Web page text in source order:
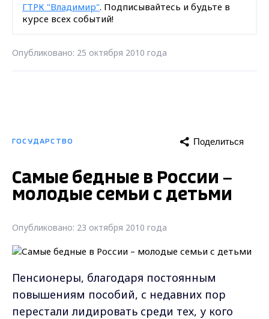
ГТРК "Владимир". Подписывайтесь и будьте в
курсе всех событий!
Опубликовано: 25 октября 2010 года
ГОСУДАРСТВО Поделиться
Самые бедные в России –
молодые семьи с детьми
Опубликовано: 23 октября 2010 года
Пенсионеры, благодаря постоянным
повышениям пособий, с недавних пор
перестали лидировать среди тех, у кого